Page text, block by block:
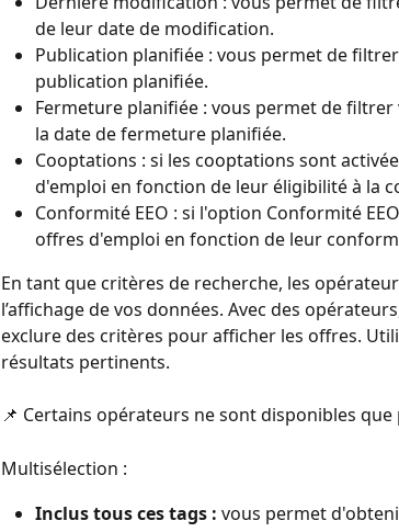
de leur date de modification.
Publication planifiée : vous permet de
publication planifiée.
Fermeture planifiée : vous permet de
la date de fermeture planifiée.
Cooptations : si les cooptations sont
d'emploi en fonction de leur éligibilité à la
Conformité EEO : si l'option Conformité
offres d'emploi en fonction de leur
En tant que critères de recherche, les
l’affichage de vos données. Avec des
exclure des critères pour afficher les offres.
résultats pertinents.
📌 Certains opérateurs ne sont disponibles
Multisélection :
Inclus tous ces tags : vous permet